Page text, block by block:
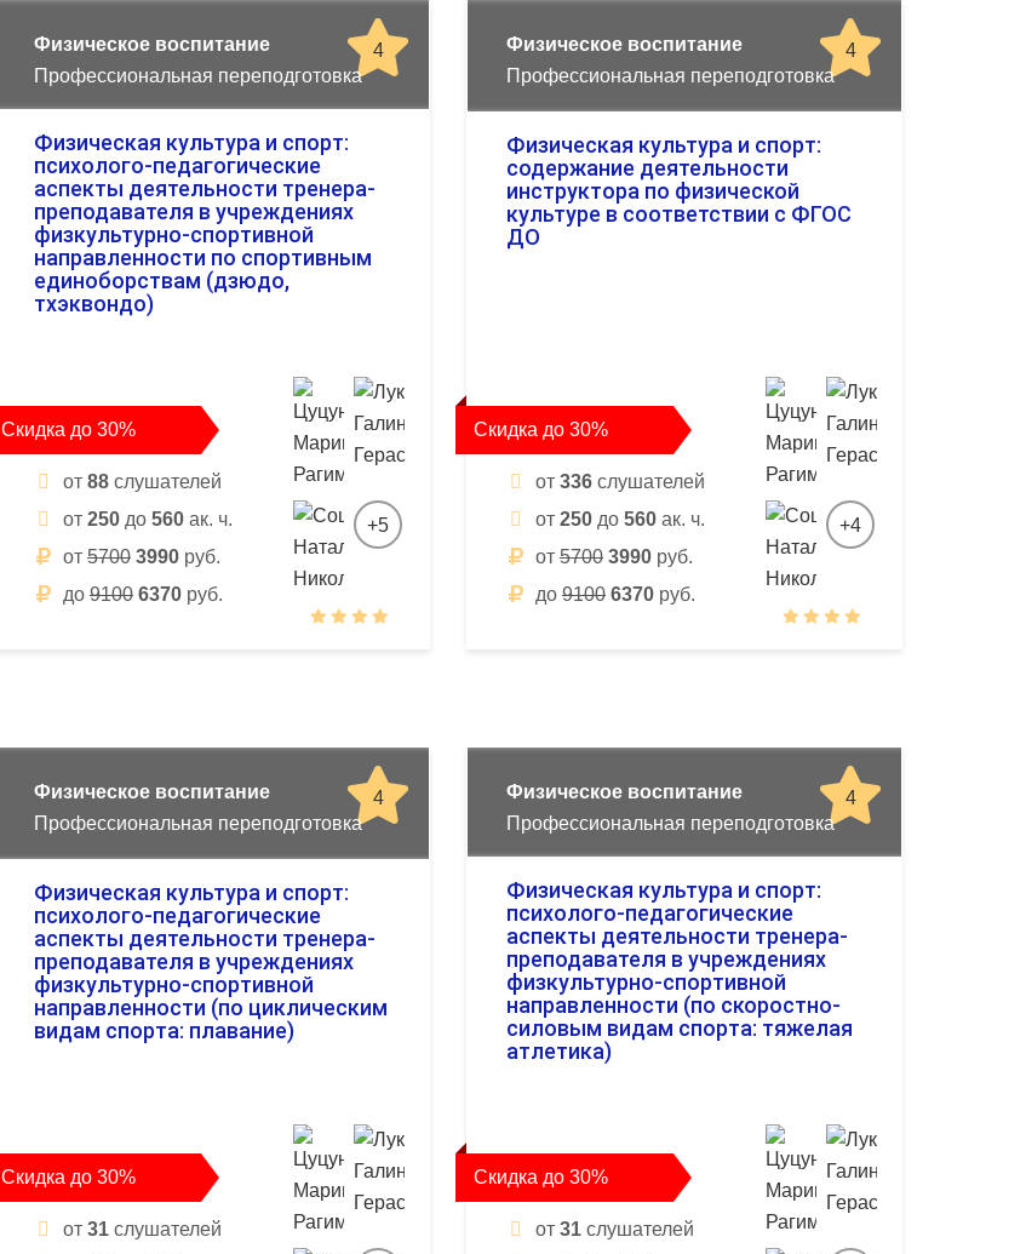
4
Физическое воспитание
Профессиональная переподготовка
Физическая культура и спорт:
психолого-педагогические
аспекты деятельности тренера-
преподавателя в учреждениях
физкультурно-спортивной
направленности по спортивным
единоборствам (дзюдо,
тхэквондо)
Скидка до 30%
от 88 слушателей
от 250 до 560 ак. ч.
от 5700 3990 руб.
до 9100 6370 руб.
+5
4
Физическое воспитание
Профессиональная переподготовка
Физическая культура и спорт:
содержание деятельности
инструктора по физической
культуре в соответствии с ФГОС
ДО
Скидка до 30%
от 336 слушателей
от 250 до 560 ак. ч.
от 5700 3990 руб.
до 9100 6370 руб.
+4
4
Физическое воспитание
Профессиональная переподготовка
Физическая культура и спорт:
психолого-педагогические
аспекты деятельности тренера-
преподавателя в учреждениях
физкультурно-спортивной
направленности (по циклическим
видам спорта: плавание)
Скидка до 30%
от 31 слушателей
4
Физическое воспитание
Профессиональная переподготовка
Физическая культура и спорт:
психолого-педагогические
аспекты деятельности тренера-
преподавателя в учреждениях
физкультурно-спортивной
направленности (по скоростно-
силовым видам спорта: тяжелая
атлетика)
Скидка до 30%
от 31 слушателей